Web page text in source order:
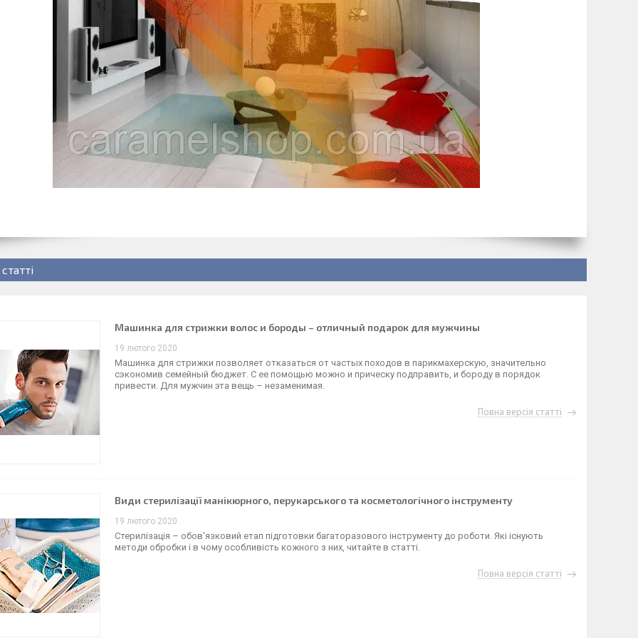
Машинка для стрижки волос и бороды – отличный подарок для мужчины
19 лютого 2020
Машинка для стрижки позволяет отказаться от частых походов в парикмахерскую, значительно
сэкономив семейный бюджет. С ее помощью можно и прическу подправить, и бороду в порядок
привести. Для мужчин эта вещь – незаменимая.
Повна версія статті
Види стерилізації манікюрного, перукарського та косметологічного інструменту
19 лютого 2020
Стерилізація – обов'язковий етап підготовки багаторазового інструменту до роботи. Які існують
методи обробки і в чому особливість кожного з них, читайте в статті.
Повна версія статті